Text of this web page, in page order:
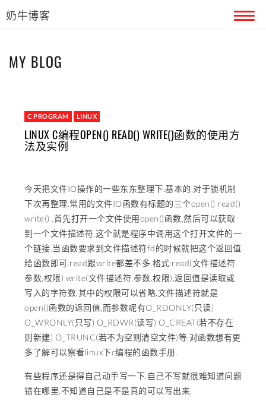
奶牛博客
MY BLOG
C PROGRAM LINUX
LINUX C编程OPEN() READ() WRITE()函数的使用方
法及实例
今天把文件IO操作的一些东东整理下.基本的,对于锁机制
下次再整理.常用的文件IO函数有标题的三个open() read()
write() .首先打开一个文件使用open()函数,然后可以获取
到一个文件描述符,这个就是程序中调用这个打开文件的一
个链接,当函数要求到文件描述符fd的时候就把这个返回值
给函数即可.read跟write都差不多,格式:read(文件描述符,
参数,权限) write(文件描述符,参数,权限),返回值是读取或
写入的字符数.其中的权限可以省略,文件描述符就是
open()函数的返回值,而参数呢有O_RDONLY(只读)
O_WRONLY(只写) O_RDWR(读写) O_CREAT(若不存在
则新建) O_TRUNC(若不为空则清空文件)等.对函数想有更
多了解可以察看linux下c编程的函数手册.
有些程序还是得自己动手写一下,自己不写就很难知道问题
错在哪里,不知道自己是不是真的可以写出来.